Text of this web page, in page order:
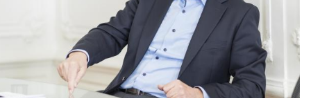
Untermenü
Untermenü
Untermenü